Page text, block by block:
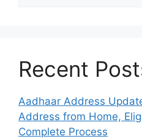
Recent
Aadhaar Address
Address from Home,
Complete Process